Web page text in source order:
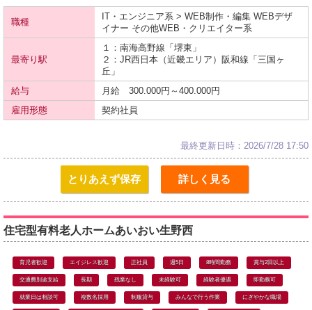
職種
IT・エンジニア系 > WEB制作・編集 WEBデザ
イナー その他WEB・クリエイター系
最寄り駅
１：南海高野線 「堺東」
２：JR西日本（近畿エリア） 阪和線 「三国ヶ
丘」
給与
月給 300.000円～400.000円
雇用形態
契約社員
最終更新日時：2026/7/28 17:50
とりあえず保存 詳しく見る
住宅型有料老人ホームあいおい生野西
育児者歓迎 エイジレス歓迎 正社員 週5日 8時間勤務 賞与2回以上
交通費別途支給 長期 残業なし 未経験可 経験者優遇 即勤務可
就業日は相談可 複数名採用 制服貸与 みんなで行う作業 にぎやかな職場